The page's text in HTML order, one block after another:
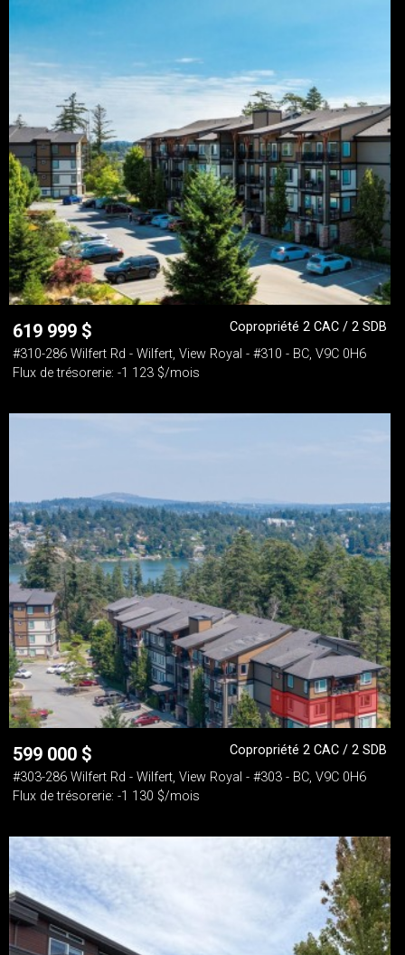
619 999 $
Copropriété 2 CAC / 2 SDB
#310-286 Wilfert Rd - Wilfert, View Royal - #310 - BC, V9C 0H6
Flux de trésorerie: -1 123 $/mois
599 000 $
Copropriété 2 CAC / 2 SDB
#303-286 Wilfert Rd - Wilfert, View Royal - #303 - BC, V9C 0H6
Flux de trésorerie: -1 130 $/mois